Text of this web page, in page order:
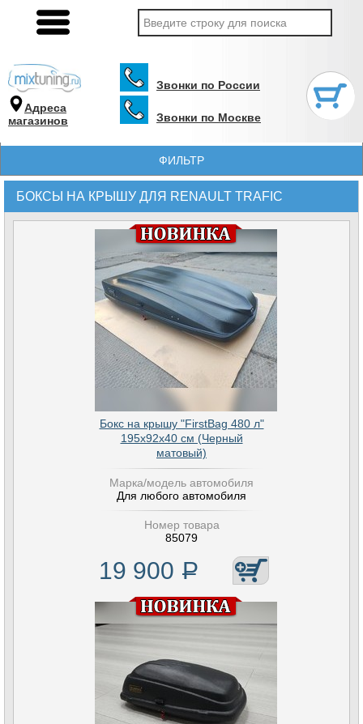
Адреса
магазинов
Звонки по России
Звонки по Москве
ФИЛЬТР
БОКСЫ НА КРЫШУ ДЛЯ RENAULT TRAFIC
Бокс на крышу "FirstBag 480 л"
195х92х40 см (Черный
матовый)
Марка/модель автомобиля
Для любого автомобиля
Номер товара
85079
19 900 Р